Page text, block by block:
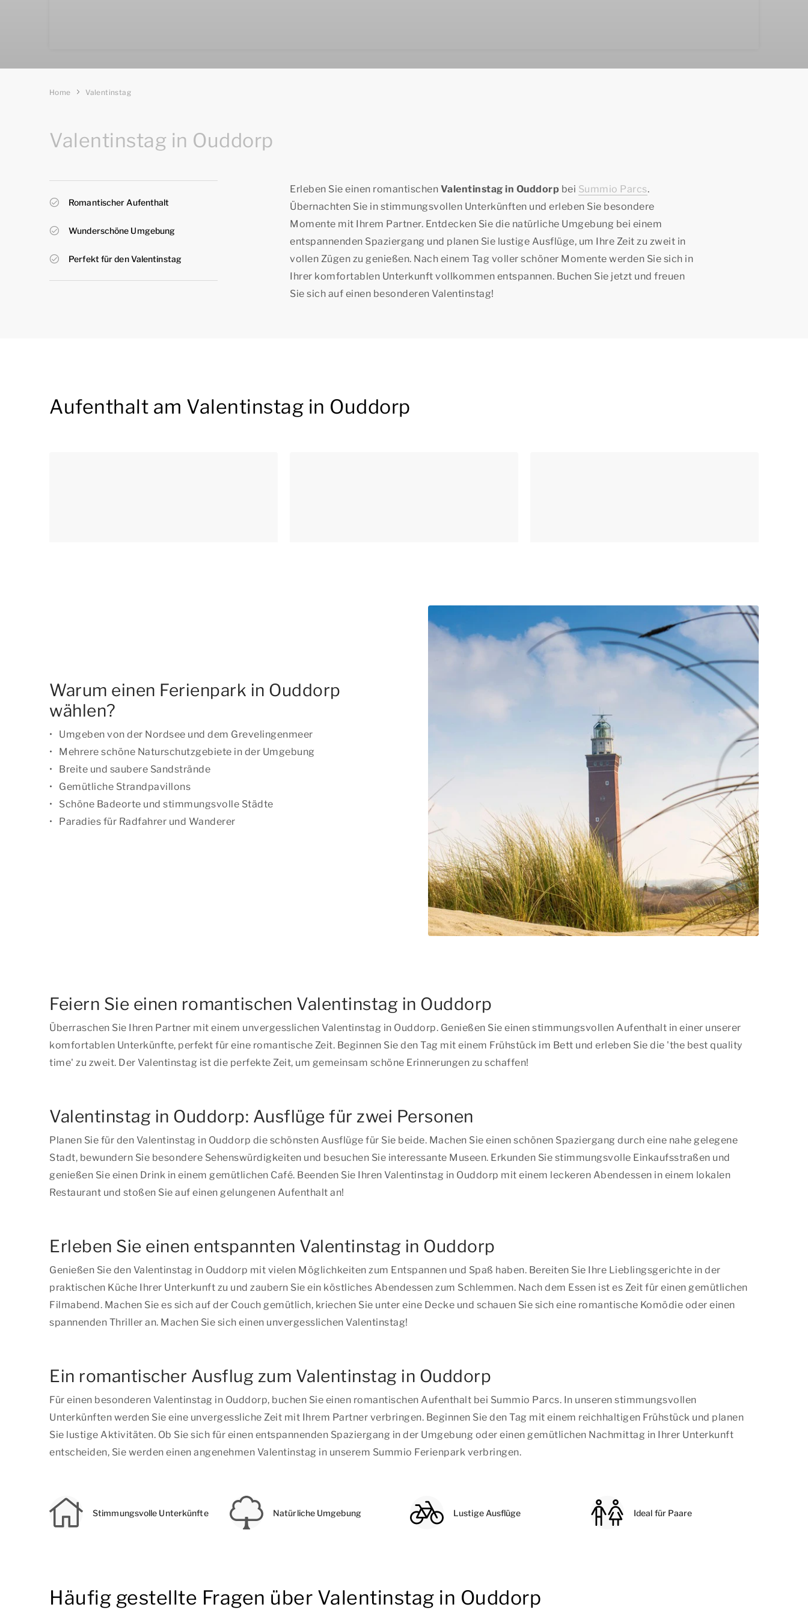
Home Valentinstag
Valentinstag in Ouddorp
Romantischer Aufenthalt
Wunderschöne Umgebung
Perfekt für den Valentinstag
Erleben Sie einen romantischen Valentinstag in Ouddorp bei Summio Parcs.
Übernachten Sie in stimmungsvollen Unterkünften und erleben Sie besondere
Momente mit Ihrem Partner. Entdecken Sie die natürliche Umgebung bei einem
entspannenden Spaziergang und planen Sie lustige Ausflüge, um Ihre Zeit zu zweit in
vollen Zügen zu genießen. Nach einem Tag voller schöner Momente werden Sie sich in
Ihrer komfortablen Unterkunft vollkommen entspannen. Buchen Sie jetzt und freuen
Sie sich auf einen besonderen Valentinstag!
Aufenthalt am Valentinstag in Ouddorp
Warum einen Ferienpark in Ouddorp
wählen?
Umgeben von der Nordsee und dem Grevelingenmeer
Mehrere schöne Naturschutzgebiete in der Umgebung
Breite und saubere Sandstrände
Gemütliche Strandpavillons
Schöne Badeorte und stimmungsvolle Städte
Paradies für Radfahrer und Wanderer
Feiern Sie einen romantischen Valentinstag in Ouddorp
Überraschen Sie Ihren Partner mit einem unvergesslichen Valentinstag in Ouddorp. Genießen Sie einen stimmungsvollen Aufenthalt in einer unserer
komfortablen Unterkünfte, perfekt für eine romantische Zeit. Beginnen Sie den Tag mit einem Frühstück im Bett und erleben Sie die 'the best quality
time' zu zweit. Der Valentinstag ist die perfekte Zeit, um gemeinsam schöne Erinnerungen zu schaffen!
Valentinstag in Ouddorp: Ausflüge für zwei Personen
Planen Sie für den Valentinstag in Ouddorp die schönsten Ausflüge für Sie beide. Machen Sie einen schönen Spaziergang durch eine nahe gelegene
Stadt, bewundern Sie besondere Sehenswürdigkeiten und besuchen Sie interessante Museen. Erkunden Sie stimmungsvolle Einkaufsstraßen und
genießen Sie einen Drink in einem gemütlichen Café. Beenden Sie Ihren Valentinstag in Ouddorp mit einem leckeren Abendessen in einem lokalen
Restaurant und stoßen Sie auf einen gelungenen Aufenthalt an!
Erleben Sie einen entspannten Valentinstag in Ouddorp
Genießen Sie den Valentinstag in Ouddorp mit vielen Möglichkeiten zum Entspannen und Spaß haben. Bereiten Sie Ihre Lieblingsgerichte in der
praktischen Küche Ihrer Unterkunft zu und zaubern Sie ein köstliches Abendessen zum Schlemmen. Nach dem Essen ist es Zeit für einen gemütlichen
Filmabend. Machen Sie es sich auf der Couch gemütlich, kriechen Sie unter eine Decke und schauen Sie sich eine romantische Komödie oder einen
spannenden Thriller an. Machen Sie sich einen unvergesslichen Valentinstag!
Ein romantischer Ausflug zum Valentinstag in Ouddorp
Für einen besonderen Valentinstag in Ouddorp, buchen Sie einen romantischen Aufenthalt bei Summio Parcs. In unseren stimmungsvollen
Unterkünften werden Sie eine unvergessliche Zeit mit Ihrem Partner verbringen. Beginnen Sie den Tag mit einem reichhaltigen Frühstück und planen
Sie lustige Aktivitäten. Ob Sie sich für einen entspannenden Spaziergang in der Umgebung oder einen gemütlichen Nachmittag in Ihrer Unterkunft
entscheiden, Sie werden einen angenehmen Valentinstag in unserem Summio Ferienpark verbringen.
Stimmungsvolle Unterkünfte Natürliche Umgebung Lustige Ausflüge Ideal für Paare
Häufig gestellte Fragen über Valentinstag in Ouddorp